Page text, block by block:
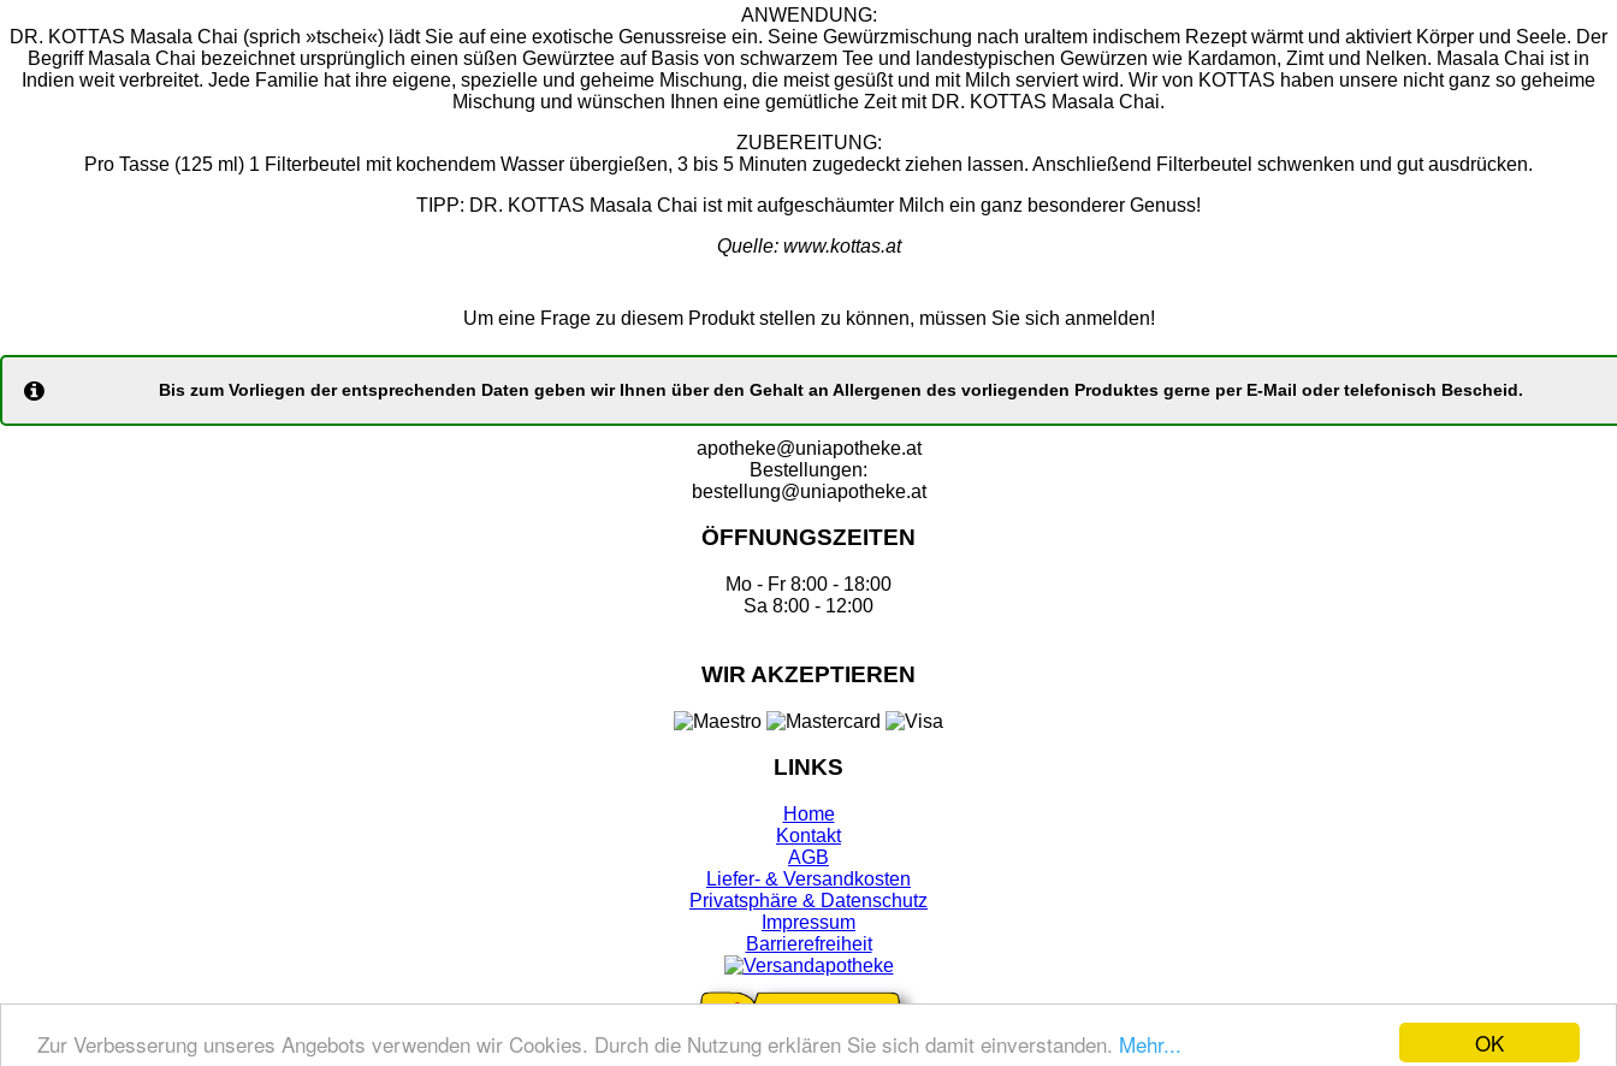
OK
Zur Verbesserung unseres Angebots verwenden wir Cookies. Durch die Nutzung erklären Sie sich damit einverstanden. Mehr...
ANWENDUNG:
DR. KOTTAS Masala Chai (sprich »tschei«) lädt Sie auf eine exotische Genussreise ein. Seine Gewürzmischung nach uraltem indischem Rezept wärmt und aktiviert Körper und Seele. Der
Begriff Masala Chai bezeichnet ursprünglich einen süßen Gewürztee auf Basis von schwarzem Tee und landestypischen Gewürzen wie Kardamon, Zimt und Nelken. Masala Chai ist in
Indien weit verbreitet. Jede Familie hat ihre eigene, spezielle und geheime Mischung, die meist gesüßt und mit Milch serviert wird. Wir von KOTTAS haben unsere nicht ganz so geheime
Mischung und wünschen Ihnen eine gemütliche Zeit mit DR. KOTTAS Masala Chai.
ZUBEREITUNG:
Pro Tasse (125 ml) 1 Filterbeutel mit kochendem Wasser übergießen, 3 bis 5 Minuten zugedeckt ziehen lassen. Anschließend Filterbeutel schwenken und gut ausdrücken.
TIPP: DR. KOTTAS Masala Chai ist mit aufgeschäumter Milch ein ganz besonderer Genuss!
Quelle: www.kottas.at
Um eine Frage zu diesem Produkt stellen zu können, müssen Sie sich anmelden!
Bis zum Vorliegen der entsprechenden Daten geben wir Ihnen über den Gehalt an Allergenen des vorliegenden Produktes gerne per E-Mail oder telefonisch Bescheid.
apotheke@uniapotheke.at
Bestellungen:
bestellung@uniapotheke.at
ÖFFNUNGSZEITEN
Mo - Fr 8:00 - 18:00
Sa 8:00 - 12:00
WIR AKZEPTIEREN
LINKS
Home
Kontakt
AGB
Liefer- & Versandkosten
Privatsphäre & Datenschutz
Impressum
Barrierefreiheit